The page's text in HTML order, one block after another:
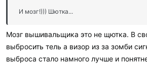
И мозг!))) Шютка...
Мозг вышивальщика это не щютка. В
выбросить тель а визор из за зомби
выброса стало намного лучше и